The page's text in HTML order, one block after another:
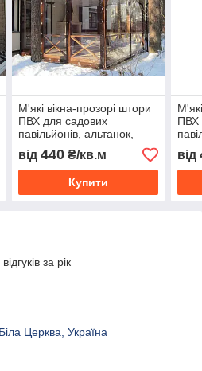
М'які вікна-прозорі штори
ПВХ для садових
павільйонів, альтанок,
терас
від 440₴/кв.м
Купити
ПВХ
від
за рік
Церква, Україна